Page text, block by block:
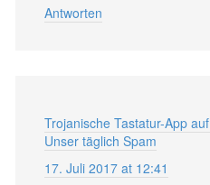
Antworten
Trojanische Tastatur-App
Unser täglich Spam
17. Juli 2017 at 12:41